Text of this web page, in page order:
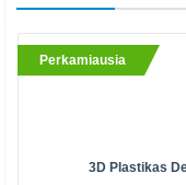
Perkamiausia
3D Plastikas